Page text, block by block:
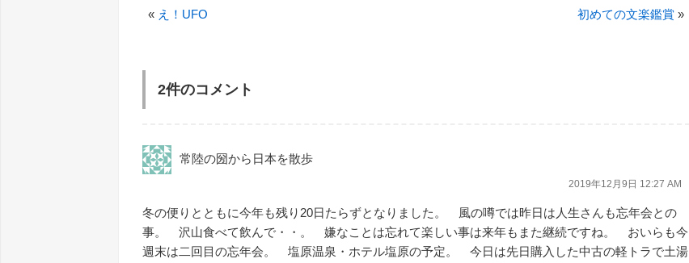
« え！UFO 初めての文楽鑑賞»
2件のコメント
常陸の圀から日本を散歩
2019年12月9日 12:27 AM
冬の便りとともに今年も残り20日たらずとなりました。 風の噂では昨日は人生さんも忘年会との
事。 沢山食べて飲んで・・。 嫌なことは忘れて楽しい事は来年もまた継続ですね。 おいらも今
週末は二回目の忘年会。 塩原温泉・ホテル塩原の予定。 今日は先日購入した中古の軽トラで土湯